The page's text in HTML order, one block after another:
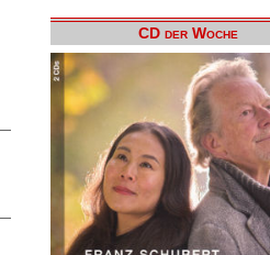
CD der Woche